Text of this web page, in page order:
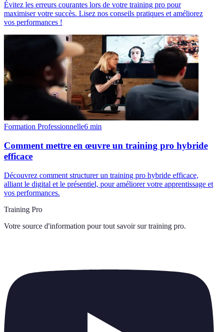
Évitez les erreurs courantes lors de votre training pro pour
maximiser votre succès. Lisez nos conseils pratiques et améliorez
vos performances !
Formation Professionnelle6 min
Comment mettre en œuvre un training pro hybride
efficace
Découvrez comment structurer un training pro hybride efficace,
alliant le digital et le présentiel, pour améliorer votre apprentissage et
vos performances.
Training Pro
Votre source d'information pour tout savoir sur training pro.